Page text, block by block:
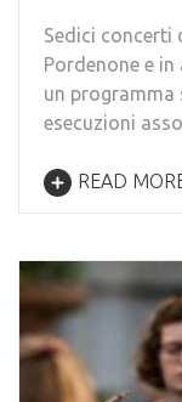
Sedici concerti
Pordenone e
un
esecuzioni
READ